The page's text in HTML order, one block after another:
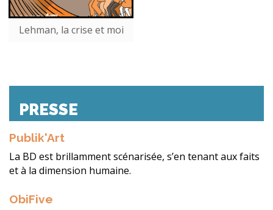
Lehman, la crise et moi
PRESSE
Publik'Art
La BD est brillamment scénarisée, s’en tenant aux faits
et à la dimension humaine.
ObiFive